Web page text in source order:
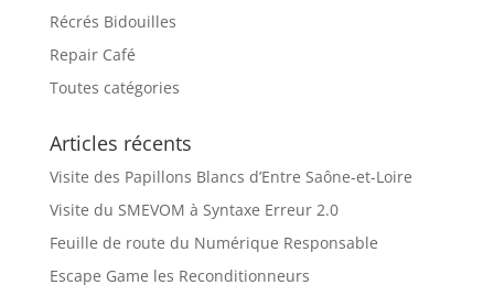
Récrés Bidouilles
Repair Café
Toutes catégories
Articles récents
Visite des Papillons Blancs d’Entre Saône-et-Loire
Visite du SMEVOM à Syntaxe Erreur 2.0
Feuille de route du Numérique Responsable
Escape Game les Reconditionneurs